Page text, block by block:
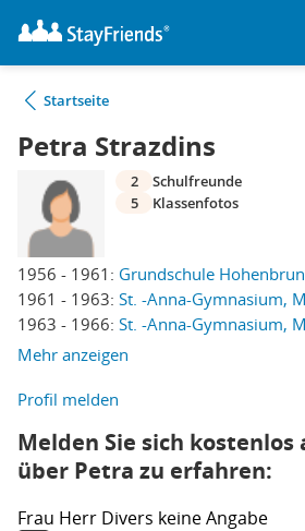
Startseite
Petra Strazdins
1956 - 1961: Grundschule
1961 - 1963: St. -Anna-Gymnasium,
1963 - 1966: St. -Anna-Gymnasium,
Mehr anzeigen
2
Schulfreunde
5
Klassenfotos
Profil melden
Melden Sie sich
über Petra zu erfahren:
Frau Herr Divers keine Angabe